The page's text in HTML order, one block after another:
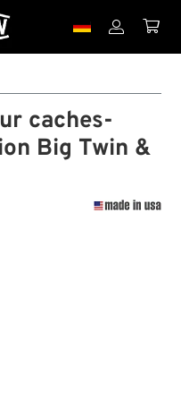
 
caches-
Big Twin &